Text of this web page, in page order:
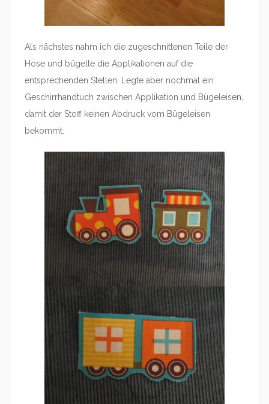
Als nächstes nahm ich die zugeschnittenen Teile der
Hose und bügelte die Applikationen auf die
entsprechenden Stellen. Legte aber nochmal ein
Geschirrhandtuch zwischen Applikation und Bügeleisen,
damit der Stoff keinen Abdruck vom Bügeleisen
bekommt.